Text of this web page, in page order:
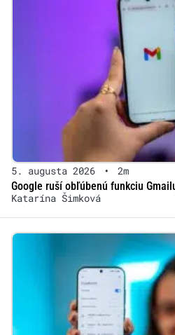
5. augusta 2026 •
2m
Google ruší obľúbenú funkciu
Katarína Šimková